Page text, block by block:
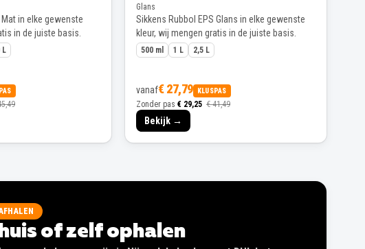
in elke gewenste
in de juiste basis.
L
Glans
Sikkens Rubbol EPS Glans in elke gewenste
kleur, wij mengen gratis in de juiste basis.
500 ml 1 L 2,5 L
vanaf€ 27,79 KLUSPAS
Zonder pas € 29,25 € 41,49
Bekijk →
of zelf ophalen